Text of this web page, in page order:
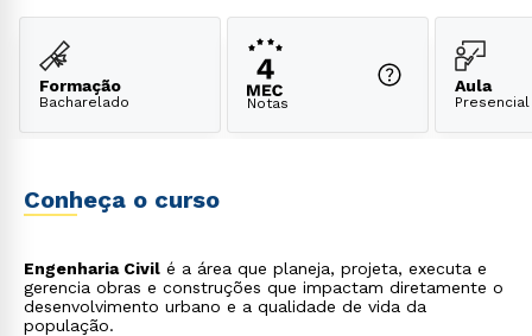
Formação
Bacharelado Notas
Aula
Presencial
Conheça o curso
Engenharia Civil é a área que planeja, projeta, executa e
gerencia obras e construções que impactam diretamente o
desenvolvimento urbano e a qualidade de vida da
população.